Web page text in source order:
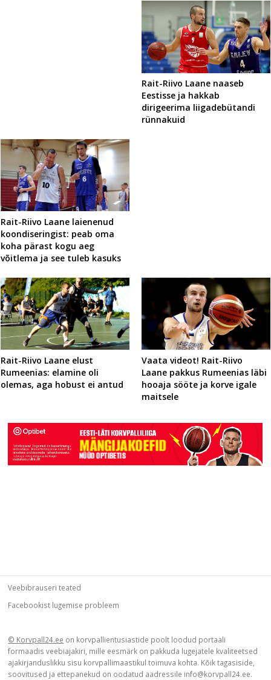
Rait-Riivo Laane naaseb
Eestisse ja hakkab
dirigeerima liigadebütandi
rünnakuid
Rait-Riivo Laane laienenud
koondiseringist: peab oma
koha pärast kogu aeg
võitlema ja see tuleb kasuks
Rait-Riivo Laane elust
Rumeenias: elamine oli
olemas, aga hobust ei antud
Vaata videot! Rait-Riivo
Laane pakkus Rumeenias läbi
hooaja sööte ja korve igale
maitsele
Veebibrauseri teated
Facebookist lugemise probleem
© Korvpall24.ee on korvpallientusiastide poolt loodud portaali
formaadis veebiajakiri, mille eesmärk on pakkuda lugejatele kvaliteetsed
ajakirjanduslikku sisu korvpallimaastikul toimuva kohta. Kõik tagasiside,
soovitused ja ettepanekud on oodatud aadressile info@korvpall24.ee.